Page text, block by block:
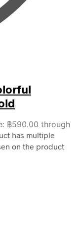
฿590.00 through
has multiple
on the product